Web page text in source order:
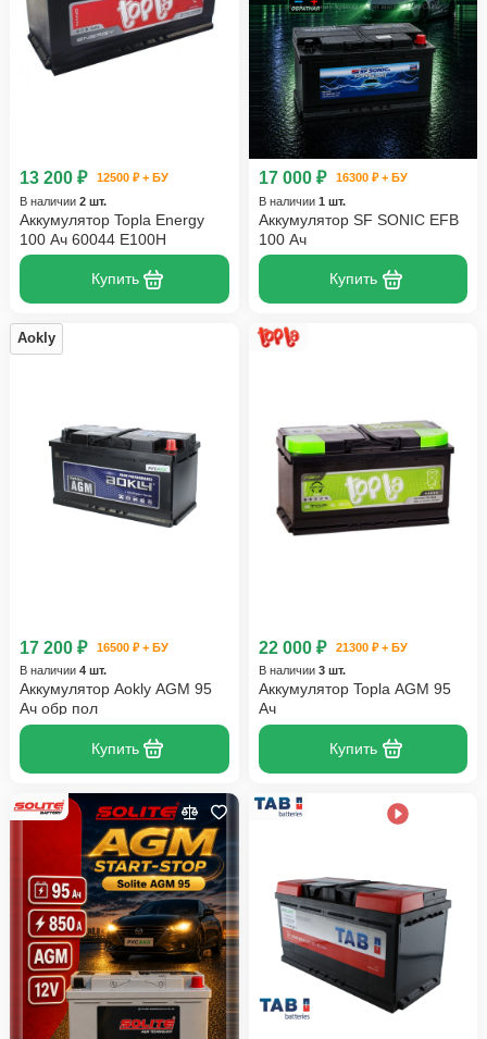
13 200 ₽
12500 ₽ + БУ
В наличии 2 шт.
Аккумулятор Topla Energy
100 Ач 60044 E100H
Купить
17 000 ₽
16300 ₽ + БУ
В наличии 1 шт.
Аккумулятор SF SONIC EFB
100 Ач
Купить
Aokly
17 200 ₽
16500 ₽ + БУ
В наличии 4 шт.
Аккумулятор Aokly AGM 95
Ач обр пол
Купить
22 000 ₽
21300 ₽ + БУ
В наличии 3 шт.
Аккумулятор Topla AGM 95
Ач
Купить